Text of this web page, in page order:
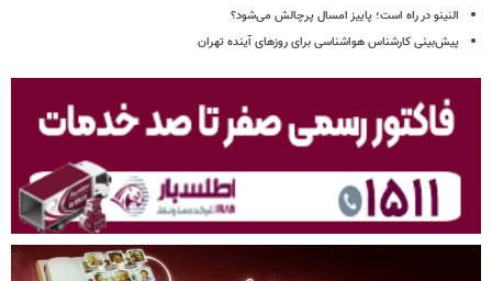
النینو در راه است؛ پاییز امسال پرچالش می‌شود؟
پیش‌بینی کارشناس هواشناسی برای روزهای آینده تهران